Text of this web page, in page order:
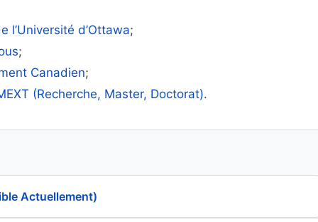
l’Université d’Ottawa;
;
Canadien;
(Recherche, Master, Doctorat).
Actuellement)